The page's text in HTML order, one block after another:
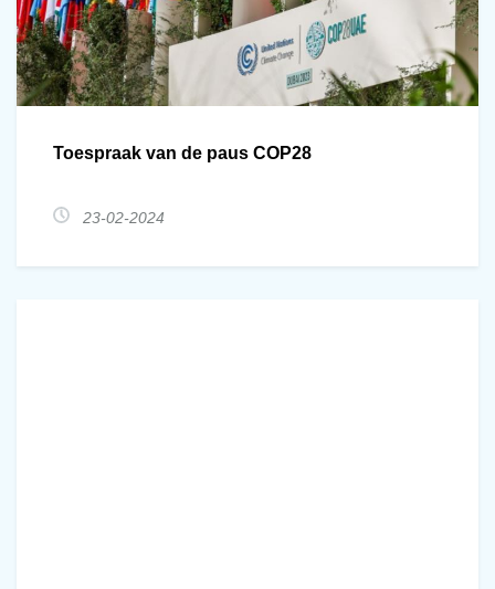
Toespraak van de paus COP28
23-02-2024